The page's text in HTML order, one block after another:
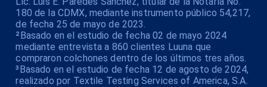
180 de la CDMX, mediante instrumento público 54,217,
de fecha 25 de mayo de 2023.
²Basado en el estudio de fecha 02 de mayo 2024
mediante entrevista a 860 clientes Luuna que
compraron colchones dentro de los últimos tres años.
³Basado en el estudio de fecha 12 de agosto de 2024,
realizado por Textile Testing Services of America, S.A.